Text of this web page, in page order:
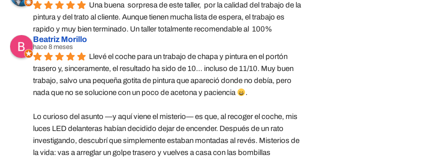
Una buena  sorpresa de este taller,  por la calidad del trabajo de la
pintura y del trato al cliente. Aunque tienen mucha lista de espera, el trabajo es
rapido y muy bien terminado. Un taller totalmente recomendable al  100%
Beatriz Morillo
hace 8 meses
Llevé el coche para un trabajo de chapa y pintura en el portón
trasero y, sinceramente, el resultado ha sido de 10… incluso de 11/10. Muy buen
trabajo, salvo una pequeña gotita de pintura que apareció donde no debía, pero
nada que no se solucione con un poco de acetona y paciencia
.
Lo curioso del asunto —y aquí viene el misterio— es que, al recoger el coche, mis
luces LED delanteras habían decidido dejar de encender. Después de un rato
investigando, descubrí que simplemente estaban montadas al revés. Misterios de
la vida: vas a arreglar un golpe trasero y vuelves a casa con las bombillas